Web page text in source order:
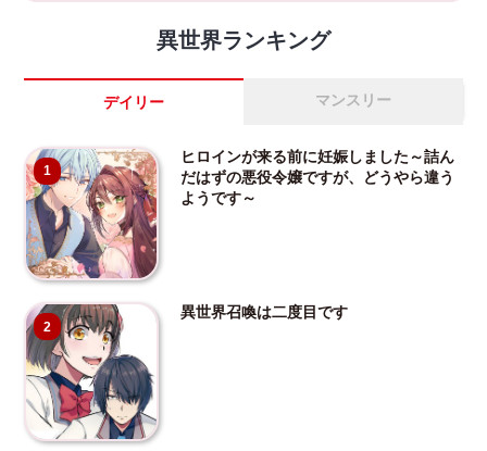
異世界ランキング
デイリー マンスリー
1
ヒロインが来る前に妊娠しました～詰ん
だはずの悪役令嬢ですが、どうやら違う
ようです～
2
異世界召喚は二度目です